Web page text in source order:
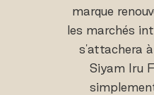
marque
les marchés
s'attachera
Siyam Iru